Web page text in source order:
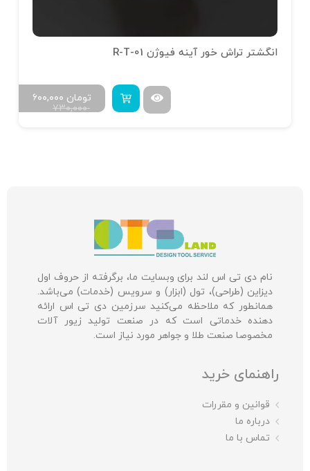
انگشتر تراش خور آینه فیوژن R-T-01
۷۳۰,۰۰۰
۶۰۰,۰۰۰ تومان
نام دی تی اس لند برای وبسایت ما، برگرفته از حروف اول
دیزاین (طراحی)، تول (ابزار) و سرویس (خدمات) می‌باشد.
همانطور که ملاحظه می‌کنید سرزمین دی تی اس ارائه
دهنده خدماتی است که در صنعت تولید زیور آلات
مخصوصا صنعت طلا و جواهر مورد نیاز است.
راهنمای خرید
قوانین و مقررات
درباره ما
تماس با ما